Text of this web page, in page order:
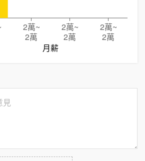
2萬~
2萬
2萬~
2萬
2萬~
2萬
月薪